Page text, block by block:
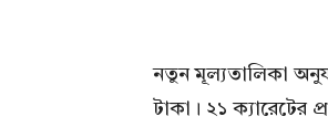
নতুন মূল্যতালিকা
টাকা। ২১ ক্যারেটের